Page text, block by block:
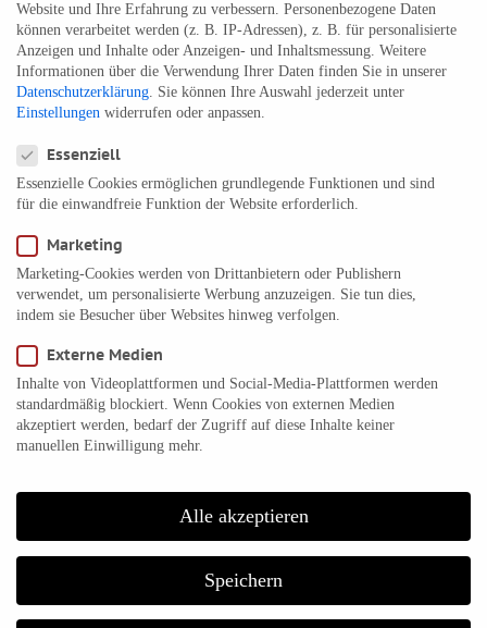
Lesestoff
Astrologie-Artikel
Berühmte Horoskope
Meilensteine der Geschichte
Kategorien
ALLgemein
Apps und Software
FAQ
Horoskope
Kunst
Website und Ihre Erfahrung zu verbessern. Personenbezogene Daten
können verarbeitet werden (z. B. IP-Adressen), z. B. für personalisierte
Anzeigen und Inhalte oder Anzeigen- und Inhaltsmessung. Weitere
Informationen über die Verwendung Ihrer Daten finden Sie in unserer
Datenschutzerklärung. Sie können Ihre Auswahl jederzeit unter
Einstellungen widerrufen oder anpassen.
Essenziell
Essenzielle Cookies ermöglichen grundlegende Funktionen und sind
für die einwandfreie Funktion der Website erforderlich.
Marketing
Marketing-Cookies werden von Drittanbietern oder Publishern
verwendet, um personalisierte Werbung anzuzeigen. Sie tun dies,
indem sie Besucher über Websites hinweg verfolgen.
Externe Medien
Inhalte von Videoplattformen und Social-Media-Plattformen werden
standardmäßig blockiert. Wenn Cookies von externen Medien
akzeptiert werden, bedarf der Zugriff auf diese Inhalte keiner
manuellen Einwilligung mehr.
Alle akzeptieren
Speichern